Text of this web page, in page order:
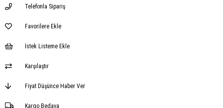
Telefonla Sipariş
Favorilere Ekle
İstek Listeme Ekle
Karşılaştır
Fiyat Düşünce Haber Ver
Kargo Bedava